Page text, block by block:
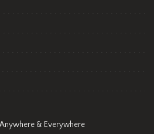
& Everywhere